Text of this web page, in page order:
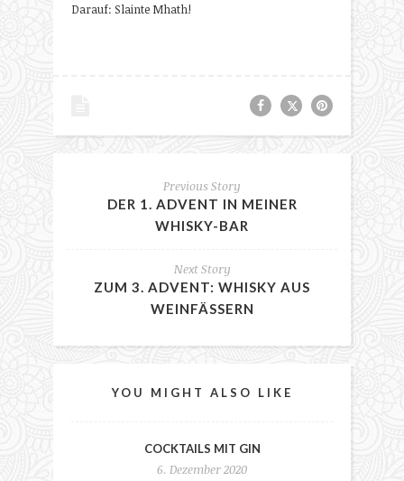
Darauf: Slainte Mhath!
Previous Story
DER 1. ADVENT IN MEINER
WHISKY-BAR
Next Story
ZUM 3. ADVENT: WHISKY AUS
WEINFÄSSERN
YOU MIGHT ALSO LIKE
COCKTAILS MIT GIN
6. Dezember 2020